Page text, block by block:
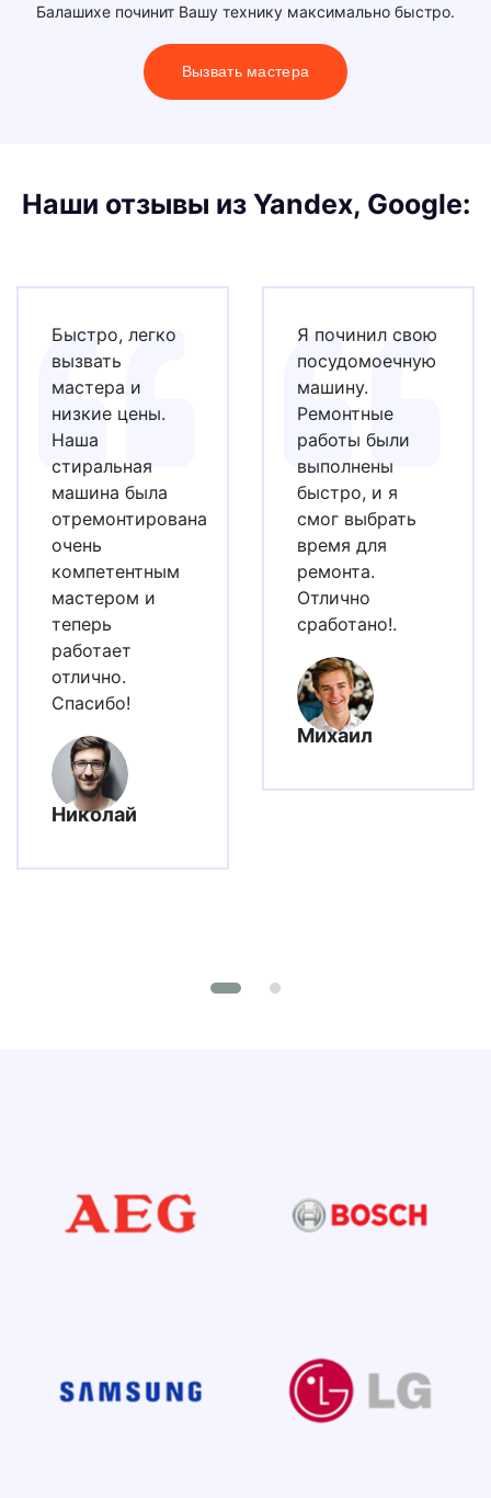
Балашихе починит Вашу технику максимально быстро.
Вызвать мастера
Наши отзывы из Yandex, Google:
Быстро, легко
вызвать
мастера и
низкие цены.
Наша
стиральная
машина была
отремонтирована
очень
компетентным
мастером и
теперь
работает
отлично.
Спасибо!
Николай
Я починил свою
посудомоечную
машину.
Ремонтные
работы были
выполнены
быстро, и я
смог выбрать
время для
ремонта.
Отлично
сработано!.
Михаил